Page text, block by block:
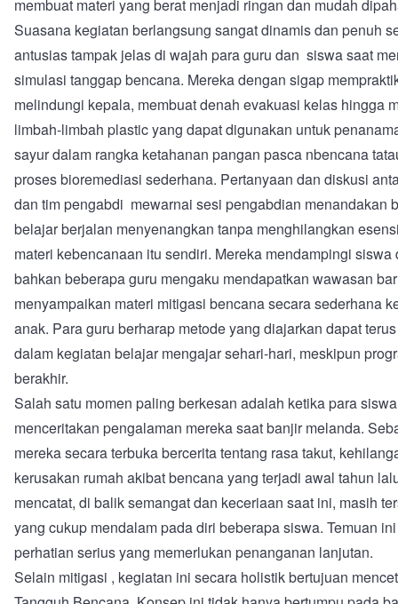
membuat materi yang berat menjadi ringan dan mudah
Suasana kegiatan berlangsung sangat dinamis dan penuh
antusias tampak jelas di wajah para guru dan siswa saat
simulasi tanggap bencana. Mereka dengan sigap
melindungi kepala, membuat denah evakuasi kelas hingga
limbah-limbah plastic yang dapat digunakan untuk
sayur dalam rangka ketahanan pangan pasca nbencana
proses bioremediasi sederhana. Pertanyaan dan diskusi
dan tim pengabdi mewarnai sesi pengabdian menandakan
belajar berjalan menyenangkan tanpa menghilangkan
materi kebencanaan itu sendiri. Mereka mendampingi siswa
bahkan beberapa guru mengaku mendapatkan wawasan
menyampaikan materi mitigasi bencana secara sederhana
anak. Para guru berharap metode yang diajarkan dapat
dalam kegiatan belajar mengajar sehari-hari, meskipun
berakhir.
Salah satu momen paling berkesan adalah ketika para
menceritakan pengalaman mereka saat banjir melanda.
mereka secara terbuka bercerita tentang rasa takut,
kerusakan rumah akibat bencana yang terjadi awal tahun
mencatat, di balik semangat dan keceriaan saat ini, masih
yang cukup mendalam pada diri beberapa siswa. Temuan
perhatian serius yang memerlukan penanganan lanjutan.
Selain mitigasi , kegiatan ini secara holistik bertujuan